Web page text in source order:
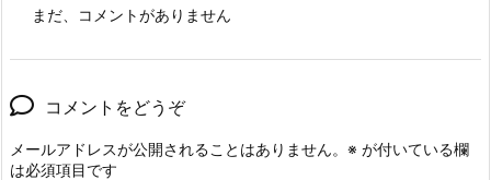
まだ、コメントがありません
コメントをどうぞ
メールアドレスが公開されることはありません。 ※ が付いている欄
は必須項目です